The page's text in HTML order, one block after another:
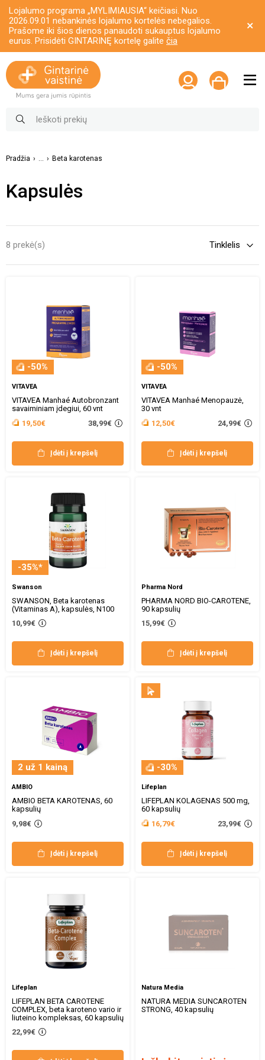
Lojalumo programa „MYLIMIAUSIA“ keičiasi. Nuo
2026.09.01 nebankinės lojalumo kortelės nebegalios.
Prašome iki šios dienos panaudoti sukauptus lojalumo
eurus. Prisidėti GINTARINĘ kortelę galite čia
Pradžia ... Beta karotenas
Kapsulės
8 prekė(s)
-50%
VITAVEA
VITAVEA Manhaé Autobronzant
savaiminiam įdegiui, 60 vnt
19,50€
38,99€
Įdėti į krepšelį
-50%
VITAVEA
VITAVEA Manhaé Menopauzė,
30 vnt
12,50€
24,99€
Įdėti į krepšelį
-35%*
Swanson
SWANSON, Beta karotenas
(Vitaminas A), kapsulės, N100
10,99€
Įdėti į krepšelį
Pharma Nord
PHARMA NORD BIO-CAROTENE,
90 kapsulių
15,99€
Įdėti į krepšelį
2 už 1 kainą
AMBIO
AMBIO BETA KAROTENAS, 60
kapsulių
9,98€
Įdėti į krepšelį
-30%
Lifeplan
LIFEPLAN KOLAGENAS 500 mg,
60 kapsulių
16,79€
23,99€
Įdėti į krepšelį
Lifeplan
LIFEPLAN BETA CAROTENE
COMPLEX, beta karoteno vario ir
liuteino kompleksas, 60 kapsulių
22,99€
Natura Media
NATURA MEDIA SUNCAROTEN
STRONG, 40 kapsulių